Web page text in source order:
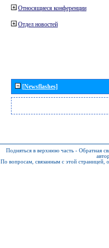
Относящиеся конференции
Отдел новостей
[Newsflashes]
Подняться в верхнюю часть - Обратная
По вопросам, связанным с этой страницей,